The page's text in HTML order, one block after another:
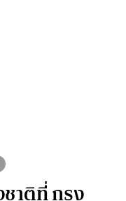
ชาติที่ กรุง